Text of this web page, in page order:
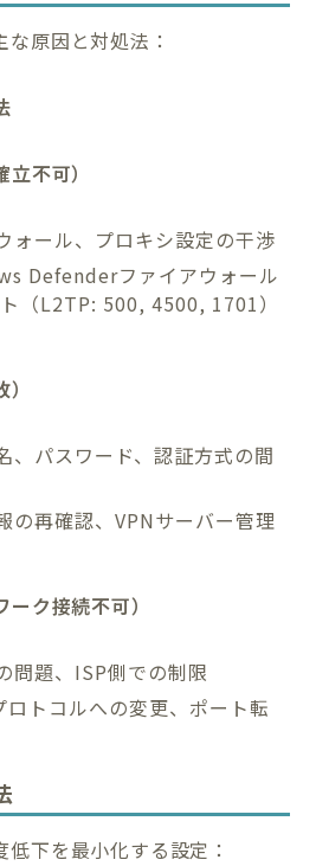
原因と対処法：
不可）
ォール、プロキシ設定の干渉
Defenderファイアウォール
（L2TP: 500, 4500, 1701）
、パスワード、認証方式の間
の再確認、VPNサーバー管理
ク接続不可）
問題、ISP側での制限
トコルへの変更、ポート転
下を最小化する設定：